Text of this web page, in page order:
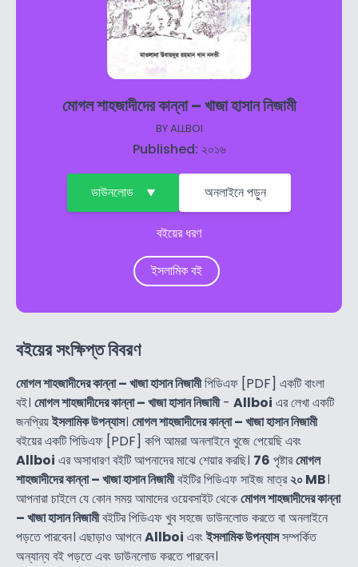
মোগল শাহজাদীদের কান্না – খাজা হাসান নিজামী
BYALLBOI
Published: ২০১৬
ডাউনলোড অনলাইনে পড়ুন
বইয়ের ধরণ
ইসলামিক বই
বইয়ের সংক্ষিপ্ত বিবরণ
মোগল শাহজাদীদের কান্না – খাজা হাসান নিজামীপিডিএফ [PDF] একটি বাংলা
বই। মোগল শাহজাদীদের কান্না – খাজা হাসান নিজামী- Allboi এর লেখা একটি
জনপ্রিয়ইসলামিক উপন্যাস। মোগল শাহজাদীদের কান্না – খাজা হাসান নিজামী
বইয়ের একটি পিডিএফ [PDF] কপি আমরা অনলাইনে খুজে পেয়েছি এবং
Allboi এর অসাধারণ বইটি আপনাদের মাঝে শেয়ার করছি। 76 পৃষ্টারমোগল
শাহজাদীদের কান্না – খাজা হাসান নিজামীবইটির পিডিএফ সাইজ মাত্র২০ MB।
আপনারা চাইলে যে কোন সময় আমাদের ওয়েবসাইট থেকেমোগল শাহজাদীদের কান্না
– খাজা হাসান নিজামীবইটির পিডিএফ খুব সহজে ডাউনলোড করতে বা অনলাইনে
পড়তে পারবেন। এছাড়াও আপনেAllboi এবংইসলামিক উপন্যাসসম্পর্কিত
অন্যান্য বই পড়তে এবং ডাউনলোড করতে পারবেন।